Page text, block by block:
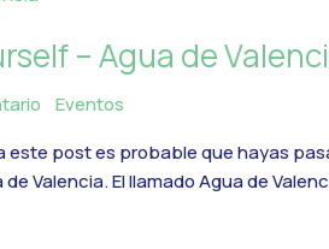
– Agua de
Eventos
este post es probable que hayas
de Valencia. El llamado Agua de